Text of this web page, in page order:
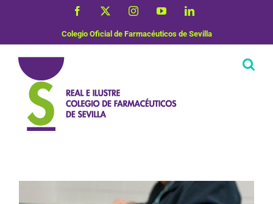
Facebook InstagramYouTubeLinkedIn
Colegio Oficial de Farmacéuticos de Sevilla
Nutrición y Dietética